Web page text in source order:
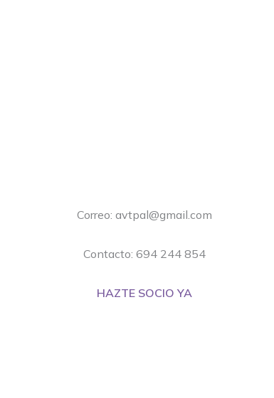
Correo: avtpal@gmail.com
Contacto: 694 244 854
HAZTE SOCIO YA